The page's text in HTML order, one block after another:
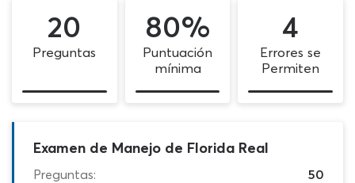
20
Preguntas
80%
Puntuación
mínima
4
Errores se
Permiten
Examen de Manejo de Florida Real
Preguntas:
50